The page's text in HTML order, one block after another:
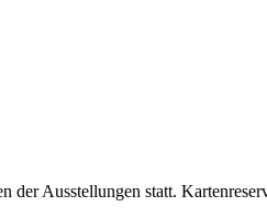
Ausstellungen statt.